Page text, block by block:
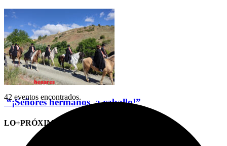
“¡Señores hermanos, a caballo!”
LO+PRÓXIMO (CITAS)
42 eventos encontrados.